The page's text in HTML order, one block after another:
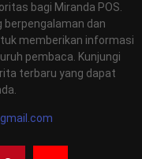
bagi Miranda POS.
berpengalaman dan
memberikan informasi
pembaca. Kunjungi
terbaru yang dapat